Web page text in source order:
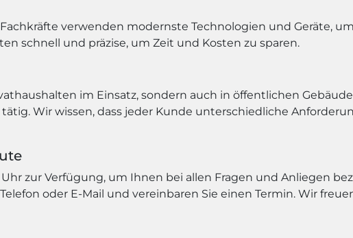
verwenden modernste Technologien und Geräte,
schnell und präzise, um Zeit und Kosten zu sparen.
im Einsatz, sondern auch in öffentlichen
Wir wissen, dass jeder Kunde unterschiedliche
zur Verfügung, um Ihnen bei allen Fragen und Anliegen
oder E-Mail und vereinbaren Sie einen Termin. Wir